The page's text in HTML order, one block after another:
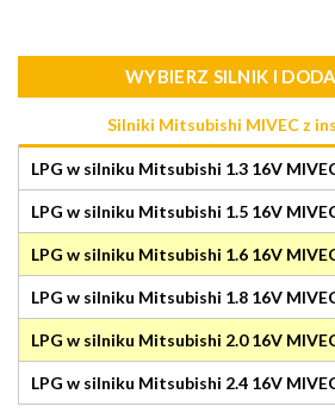
WYBIERZ SILNIK I
Silniki Mitsubishi MIVEC z
LPG w silniku Mitsubishi 1.3 16V
LPG w silniku Mitsubishi 1.5 16V
LPG w silniku Mitsubishi 1.6 16V
LPG w silniku Mitsubishi 1.8 16V
LPG w silniku Mitsubishi 2.0 16V
LPG w silniku Mitsubishi 2.4 16V